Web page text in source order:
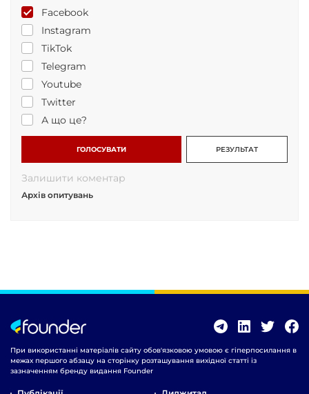
Facebook
Instagram
TikTok
Telegram
Youtube
Twitter
А що це?
ГОЛОСУВАТИ РЕЗУЛЬТАТ
Залишити коментар
Архів опитувань
При використанні матеріалів сайту обов'язковою умовою є гіперпосилання в
межах першого абзацу на сторінку розташування вихідної статті із
зазначенням бренду видання Founder